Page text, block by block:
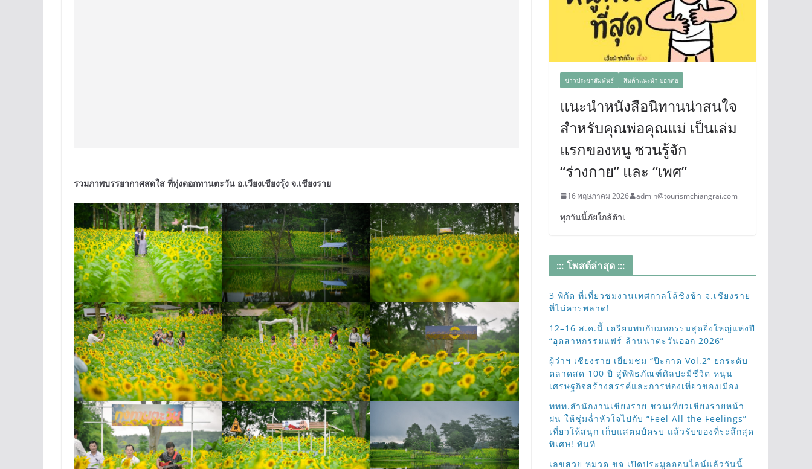
รวมภาพบรรยากาศสดใส ที่ทุ่งดอกทานตะวัน อ.เวียงเชียงรุ้ง จ.เชียงราย
ข่าวประชาสัมพันธ์ สินค้าแนะนำ บอกต่อ
แนะนำหนังสือนิทานน่าสนใจ
สำหรับคุณพ่อคุณแม่ เป็นเล่ม
แรกของหนู ชวนรู้จัก
“ร่างกาย” และ “เพศ”
16 พฤษภาคม 2026 admin@tourismchiangrai.com
ทุกวันนี้ภัยใกล้ตัวเ
::: โพสต์ล่าสุด :::
3 พิกัด ที่เที่ยวชมงานเทศกาลโล้ชิงช้า จ.เชียงราย
ที่ไม่ควรพลาด!
12–16 ส.ค.นี้ เตรียมพบกับมหกรรมสุดยิ่งใหญ่แห่งปี
“อุตสาหกรรมแฟร์ ล้านนาตะวันออก 2026”
ผู้ว่าฯ เชียงราย เยี่ยมชม “ป๊ะกาด Vol.2” ยกระดับ
ตลาดสด 100 ปี สู่พิพิธภัณฑ์ศิลปะมีชีวิต หนุน
เศรษฐกิจสร้างสรรค์และการท่องเที่ยวของเมือง
ททท.สำนักงานเชียงราย ชวนเที่ยวเชียงรายหน้า
ฝน ให้ชุ่มฉ่ำหัวใจไปกับ “Feel All the Feelings”
เที่ยวให้สนุก เก็บแสตมป์ครบ แล้วรับของที่ระลึกสุด
พิเศษ! ทันที
เลขสวย หมวด ขจ เปิดประมูลออนไลน์แล้ววันนี้